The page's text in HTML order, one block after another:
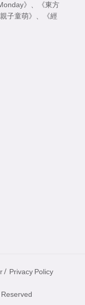
》
《東方
子童萌》
《經
/ Privacy Policy